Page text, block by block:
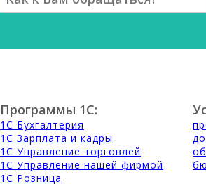
Программы 1С:
1С Бухгалтерия
1С Зарплата и кадры
1С Управление торговлей
1С Управление нашей фирмой
1С Розница